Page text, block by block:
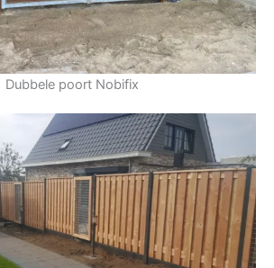
Dubbele poort Nobifix